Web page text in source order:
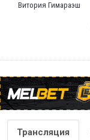
Витория Гимараэш
Трансляция